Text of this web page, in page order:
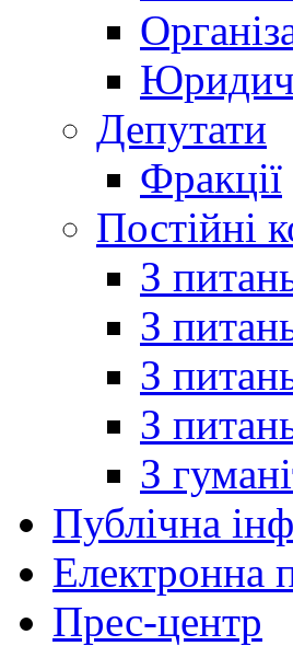
Депутати
Фракції
Постійні
З
З
З
З
З
Публічна
Електронна
Прес-центр